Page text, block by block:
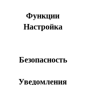
Функции
Настройка
Безопасность
Уведомления